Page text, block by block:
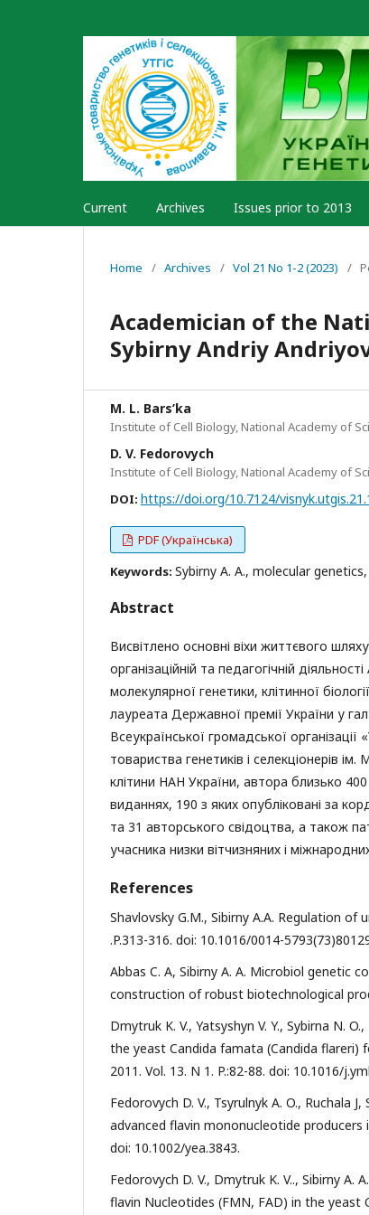
Current Archives Issues prior to 2013
Home / Archives / Vol 21 No 1-2 (2023) /
Academician of the
Sybirny Andriy
M. L. Bars’ka
Institute of Cell Biology, National Academy of
D. V. Fedorovych
Institute of Cell Biology, National Academy of
DOI: https://doi.org/10.7124/
PDF (Українська)
Keywords: Sybirny A. A., molecular
Abstract
Висвітлено основні віхи життєвого
організаційній та педагогічній
молекулярної генетики, клітинної
лауреата Державної премії України у
Всеукраїнської громадської організації
товариства генетиків і селекціонерів
клітини НАН України, автора близько
виданнях, 190 з яких опубліковані за
та 31 авторського свідоцтва, а також
учасника низки вітчизняних і
References
Shavlovsky G.M., Sibirny A.A. Regulation
.P.313-316. doi: 10.1016/0014-
Abbas C. A, Sibirny A. A. Microbiol genetic
construction of robust biotechnological
Dmytruk K. V., Yatsyshyn V. Y., Sybirna N.
the yeast Candida famata (Candida
2011. Vol. 13. N 1. P.:82-88. doi: 10.1016/
Fedorovych D. V., Tsyrulnyk A. O., Ruchala
advanced flavin mononucleotide producers
doi: 10.1002/yea.3843.
Fedorovych D. V., Dmytruk K. V.., Sibirny
flavin Nucleotides (FMN, FAD) in the yeast